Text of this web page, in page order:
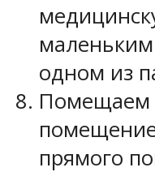
одном из
Помещаем
прямого